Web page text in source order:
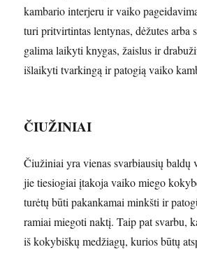
kambario interjeru ir vaiko
turi pritvirtintas lentynas, dėžutes arba
galima laikyti knygas, žaislus ir
išlaikyti tvarkingą ir patogią vaiko
ČIUŽINIAI
Čiužiniai yra vienas svarbiausių baldų
jie tiesiogiai įtakoja vaiko miego
turėtų būti pakankamai minkšti ir
ramiai miegoti naktį. Taip pat svarbu,
iš kokybiškų medžiagų, kurios būtų